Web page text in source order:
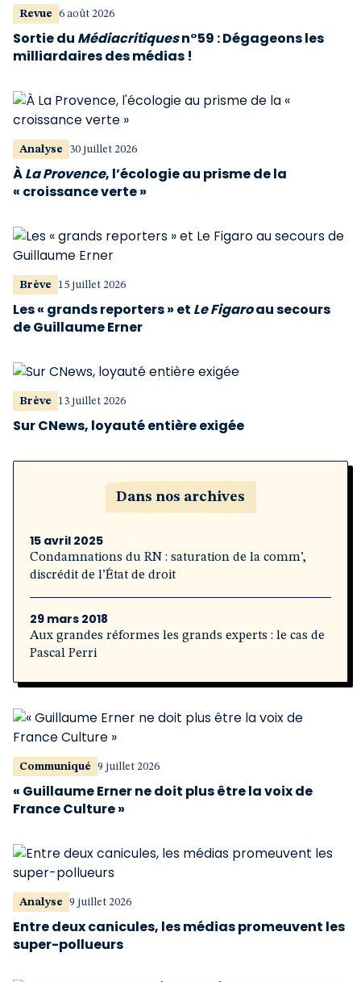
Revue 6 août 2026
Sortie du Médiacritiquesn°59 : Dégageons les
milliardaires des médias !
Analyse 30 juillet 2026
ÀLa Provence, l’écologie au prisme de la
« croissance verte »
Brève 15 juillet 2026
Les « grands reporters » et Le Figaroau secours
de Guillaume Erner
Brève 13 juillet 2026
Sur CNews, loyauté entière exigée
Dans nos archives
15 avril 2025
Condamnations du RN : saturation de la comm’,
discrédit de l’État de droit
29 mars 2018
Aux grandes réformes les grands experts : le cas de
Pascal Perri
Communiqué 9 juillet 2026
« Guillaume Erner ne doit plus être la voix de
France Culture »
Analyse 9 juillet 2026
Entre deux canicules, les médias promeuvent les
super-pollueurs